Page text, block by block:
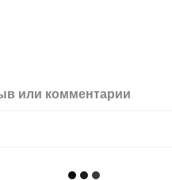
или комментарий